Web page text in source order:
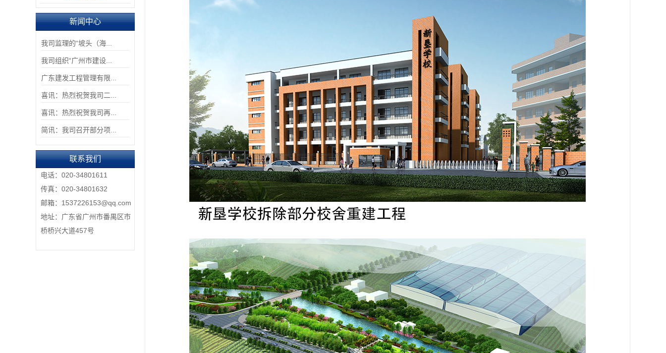
新闻中心
我司监理的“坡头（海...
我司组织“广州市建设...
广东建发工程管理有限...
喜讯：热烈祝贺我司二...
喜讯：热烈祝贺我司再...
简讯：我司召开部分项...
联系我们
电话：020-34801611
传真：020-34801632
邮箱：1537226153@qq.com
地址：广东省广州市番禺区市
桥桥兴大道457号